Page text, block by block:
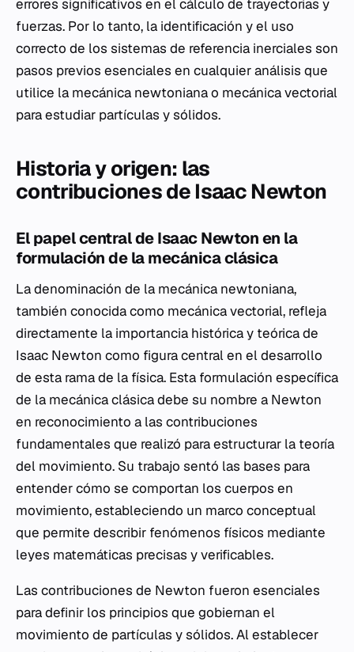
errores significativos en el cálculo de trayectorias y
fuerzas. Por lo tanto, la identificación y el uso
correcto de los sistemas de referencia inerciales son
pasos previos esenciales en cualquier análisis que
utilice la mecánica newtoniana o mecánica vectorial
para estudiar partículas y sólidos.
Historia y origen: las
contribuciones de Isaac Newton
El papel central de Isaac Newton en la
formulación de la mecánica clásica
La denominación de la mecánica newtoniana,
también conocida como mecánica vectorial, refleja
directamente la importancia histórica y teórica de
Isaac Newton como figura central en el desarrollo
de esta rama de la física. Esta formulación específica
de la mecánica clásica debe su nombre a Newton
en reconocimiento a las contribuciones
fundamentales que realizó para estructurar la teoría
del movimiento. Su trabajo sentó las bases para
entender cómo se comportan los cuerpos en
movimiento, estableciendo un marco conceptual
que permite describir fenómenos físicos mediante
leyes matemáticas precisas y verificables.
Las contribuciones de Newton fueron esenciales
para definir los principios que gobiernan el
movimiento de partículas y sólidos. Al establecer